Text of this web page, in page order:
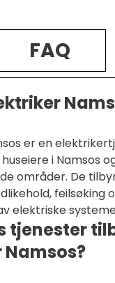
FAQ
er en
i Namsos
områder. De
feilsøking
elektriske
tjenester
Namsos?